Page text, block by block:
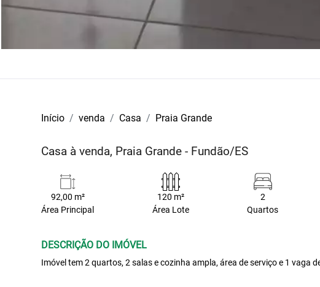
Início venda Casa Praia Grande
Casa à venda, Praia Grande - Fundão/ES
92,00 m²
Área Principal
120 m²
Área Lote
2
Quartos
DESCRIÇÃO DO IMÓVEL
Imóvel tem 2 quartos, 2 salas e cozinha ampla, área de serviço e 1 vaga